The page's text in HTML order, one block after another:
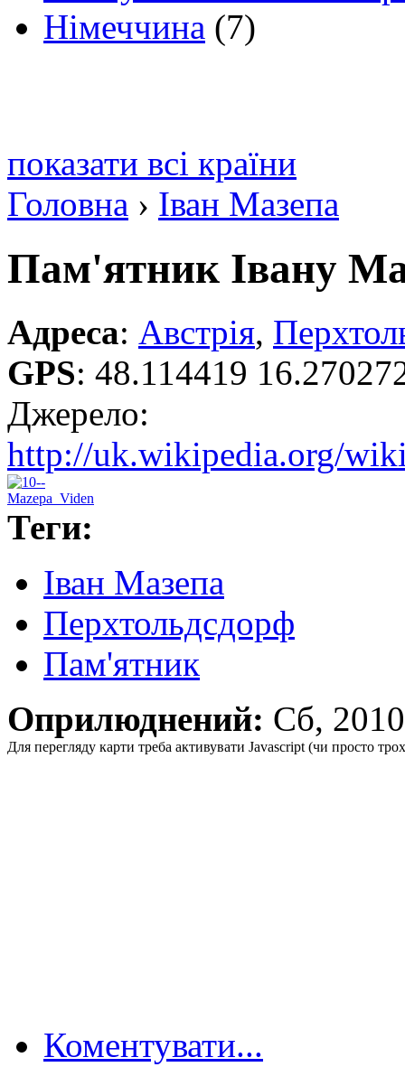
Німеччина (7)
показати всі країни
Головна › Іван Мазепа
Пам'ятник Івану
Адреса: Австрія,
GPS: 48.114419
Джерело:
http://uk.wikipedia.org/
Теги:
Іван Мазепа
Перхтольдсдорф
Пам'ятник
Оприлюднений: Сб,
Для перегляду карти треба активувати Javascript (чи просто
Коментувати...